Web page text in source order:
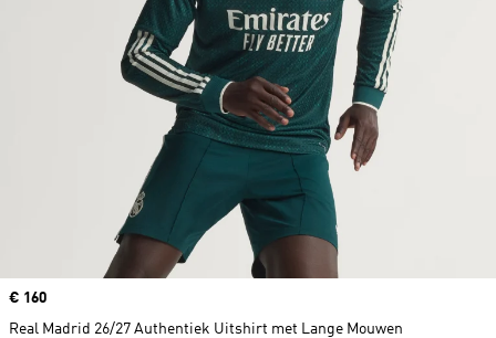
Price
€ 160
Real Madrid 26/27 Authentiek Uitshirt met Lange Mouwen